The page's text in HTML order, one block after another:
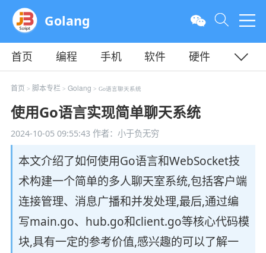
Golang
首页 编程 手机 软件
硬件
教程
平面 服务器
首页 > 脚本专栏> Golang > Go语言聊天系统
使用Go语言实现简单聊天系统
2024-10-05 09:55:43作者：小于负无穷
本文介绍了如何使用Go语言和WebSocket技
术构建一个简单的多人聊天室系统,包括客户端
连接管理、消息广播和并发处理,最后,通过编
写main.go、hub.go和client.go等核心代码模
块,具有一定的参考价值,感兴趣的可以了解一